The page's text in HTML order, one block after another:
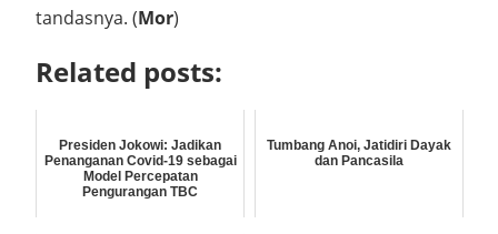
tandasnya. (Mor)
Related posts:
Presiden Jokowi: Jadikan
Penanganan Covid-19 sebagai
Model Percepatan
Pengurangan TBC
Tumbang Anoi, Jatidiri Dayak
dan Pancasila